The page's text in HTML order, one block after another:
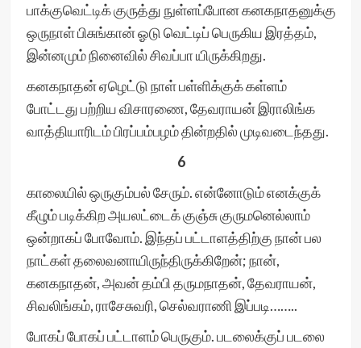
பாக்குவெட்டிக் குருத்து நுள்ளப்போன கனகநாதனுக்கு
ஒருநாள் பிசுங்கான் ஓடு வெட்டிப் பெருகிய இரத்தம்,
இன்னமும் நினைவில் சிவப்பா யிருக்கிறது.
கனகநாதன் ஏழெட்டு நாள் பள்ளிக்குக் கள்ளம்
போட்டது பற்றிய விசாரணை, தேவராயன் இராலிங்க
வாத்தியாரிடம் பிரப்பம்பழம் தின்றதில் முடிவடைந்தது.
6
காலையில் ஒருகும்பல் சேரும். என்னோடும் எனக்குக்
கீழும் படிக்கிற அயலட்டைக் குஞ்சு குருமனெல்லாம்
ஒன்றாகப் போவோம். இந்தப் பட்டாளத்திற்கு நான் பல
நாட்கள் தலைவனாயிருந்திருக்கிறேன்; நான்,
கனகநாதன், அவன் தம்பி தருமநாதன், தேவராயன்,
சிவலிங்கம், ராசேசுவரி, செல்வராணி இப்படி……..
போகப் போகப் பட்டாளம் பெருகும். படலைக்குப் படலை